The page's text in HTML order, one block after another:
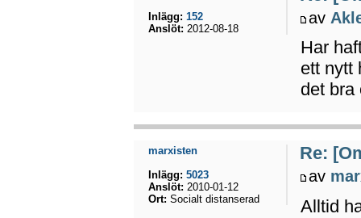
av
Har
ett nytt
det bra
Inlägg: 152
Anslöt: 2012-08-18
Re:
av
Alltid
marxisten
Inlägg: 5023
Anslöt: 2010-01-12
Ort: Socialt distanserad